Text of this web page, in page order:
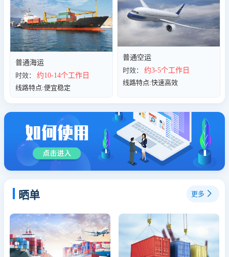
普通海运
时效： 约10-14个工作日
线路特点:便宜稳定
普通空运
时效： 约3-5个工作日
线路特点:快速高效
晒单 更多